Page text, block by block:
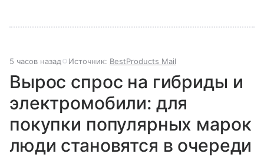
5 часов назад Источник: BestProducts Mail
Вырос спрос на гибриды и
электромобили: для
покупки популярных марок
люди становятся в очереди